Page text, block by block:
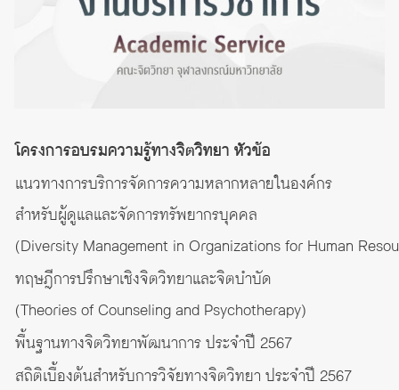
โครงการอบรมความรู้ทางจิตวิทยา หัวข้อ
แนวทางการบริการจัดการความหลากหลายในองค์กร
สำหรับผู้ดูแลและจัดการทรัพยากรบุคคล
(Diversity Management in Organizations for Human
ทฤษฎีการปรึกษาเชิงจิตวิทยาและจิตบำบัด
(Theories of Counseling and Psychotherapy)
พื้นฐานทางจิตวิทยาพัฒนาการ ประจำปี 2567
สถิติเบื้องต้นสำหรับการวิจัยทางจิตวิทยา ประจำปี 2567